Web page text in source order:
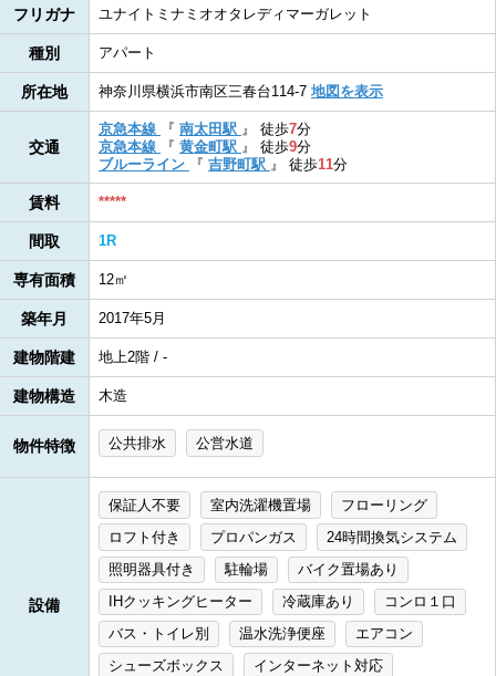
フリガナ ユナイトミナミオオタレディマーガレット
種別 アパート
所在地 神奈川県横浜市南区三春台114-7 地図を表示
交通
京急本線 『 南太田駅 』 徒歩7分
京急本線
『 黄金町駅 』 徒歩9分
ブルーライン
『 吉野町駅 』 徒歩11分
賃料 *****
間取 1R
専有面積 12㎡
築年月 2017年5月
建物階建 地上2階 / -
建物構造 木造
物件特徴 公共排水 公営水道
設備
保証人不要 室内洗濯機置場
フローリング
ロフト付き
プロパンガス
24時間換気システム
照明器具付き
駐輪場
バイク置場あり
IHクッキングヒーター
冷蔵庫あり
コンロ１口
バス・トイレ別
温水洗浄便座
エアコン
シューズボックス
インターネット対応